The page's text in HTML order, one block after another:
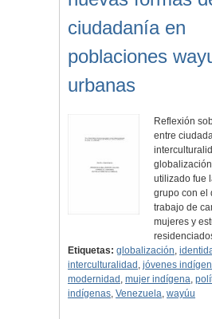
ciudadanía en
poblaciones
urbanas
Reflexión
entre
utilizado fue
grupo con el
trabajo de
mujeres y
Etiquetas: globalización,
interculturalidad , jóvenes
modernidad , mujer indígena,
indígenas, Venezuela, wayúu